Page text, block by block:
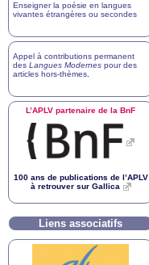
Enseigner la poésie en langues
vivantes étrangères ou secondes
Appel à contributions permanent
des Langues Modernes pour des
articles hors-thèmes
L’APLV partenaire de la BnF
100 ans de publications de l’APLV
à retrouver sur Gallica
Liens associatifs